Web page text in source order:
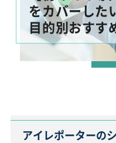
をカバーした
目的別おすす
アイレポーターの